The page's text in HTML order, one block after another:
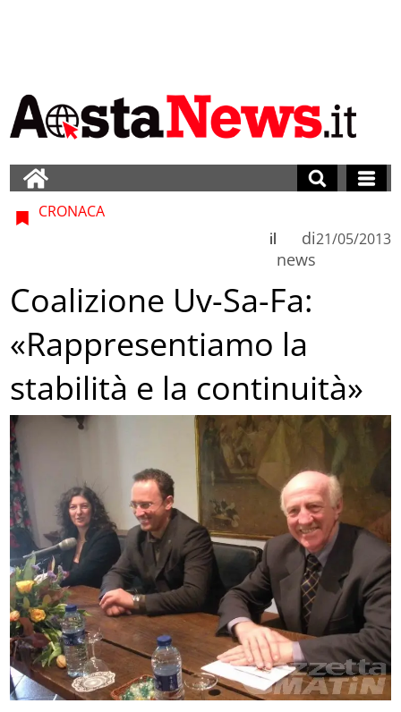
CRONACA
di
news
il 21/05/2013
Coalizione Uv-Sa-Fa:
«Rappresentiamo la
stabilità e la continuità»